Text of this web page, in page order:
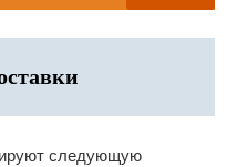
следующую